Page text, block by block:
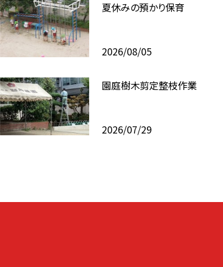
夏休みの預かり保育
2026/08/05
園庭樹木剪定整枝作業
2026/07/29